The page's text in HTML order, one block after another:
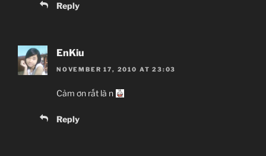
Reply
EnKiu
NOVEMBER 17, 2010 AT 23:03
Cảm ơn rất là n
Reply